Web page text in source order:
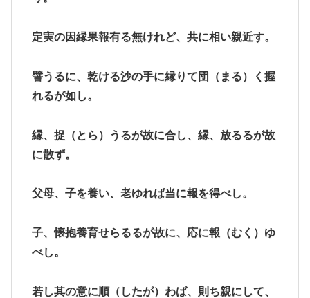
定実の因縁果報有る無けれど、共に相い親近す。
譬うるに、乾ける沙の手に縁りて団（まる）く握
れるが如し。
縁、捉（とら）うるが故に合し、縁、放るるが故
に散ず。
父母、子を養い、老ゆれば当に報を得べし。
子、懐抱養育せらるるが故に、応に報（むく）ゆ
べし。
若し其の意に順（したが）わば、則ち親にして、